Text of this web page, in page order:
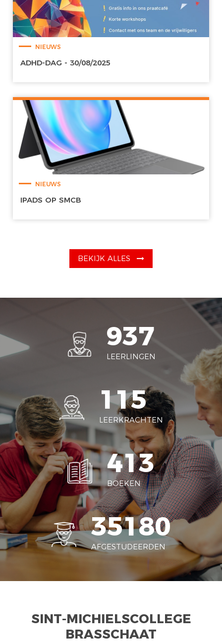
NIEUWS
ADHD-DAG - 30/08/2025
NIEUWS
IPADS OP SMCB
BEKIJK ALLES
937
LEERLINGEN
115
LEERKRACHTEN
413
BOEKEN
35180
AFGESTUDEERDEN
SINT-MICHIELSCOLLEGE
BRASSCHAAT